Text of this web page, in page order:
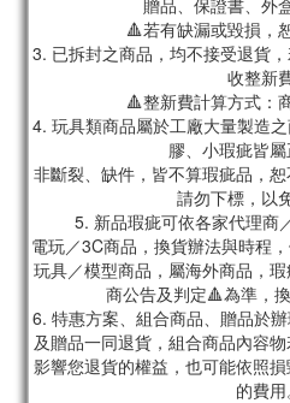
贈品、保證書、外
🔺若有缺漏或毀損，
3. 已拆封之商品，均不接受退貨
收整新
🔺整新費計算方式：
4. 玩具類商品屬於工廠大量製造
膠、小瑕疵皆屬
非斷裂、缺件，皆不算瑕疵品，
請勿下標，以
5. 新品瑕疵可依各家代理商
電玩／3C商品，換貨辦法與時程
玩具／模型商品，屬海外商品，
商公告及判定🔺為準，
6. 特惠方案、組合商品、贈品於
及贈品一同退貨，組合商品內容
影響您退貨的權益，也可能依照
的費用